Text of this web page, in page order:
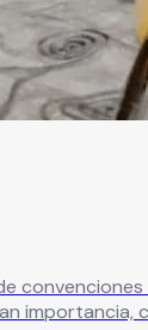
importancia,